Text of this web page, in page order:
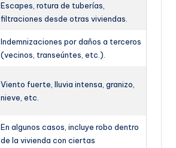
Escapes, rotura de tuberías,
filtraciones desde otras viviendas.
Indemnizaciones por daños a terceros
(vecinos, transeúntes, etc.).
Viento fuerte, lluvia intensa, granizo,
nieve, etc.
En algunos casos, incluye robo dentro
de la vivienda con ciertas